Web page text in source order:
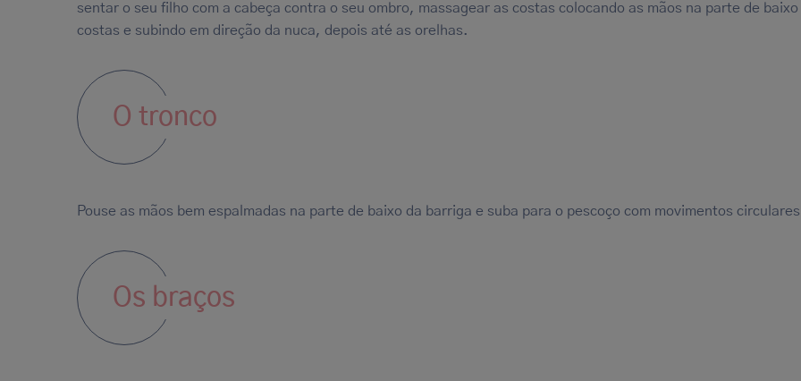
sentar o seu filho com a cabeça contra o seu ombro, massagear as costas colocando as mãos na parte de baixo
costas e subindo em direção da nuca, depois até as orelhas.
O tronco
Pouse as mãos bem espalmadas na parte de baixo da barriga e suba para o pescoço com movimentos
Os braços